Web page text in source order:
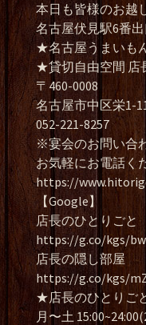
本日も皆様のお越
名古屋伏見駅6番
★名古屋うまいも
★貸切自由空間 店
〒460-0008
名古屋市中区栄1-
052-221-8257
※宴会のお問い合
お気軽にお電話く
https://
【Google】
店長のひとりごと
https://g.co/kgs/
店長の隠し部屋
https://g.co/kgs/
★店長のひとりご
月〜土